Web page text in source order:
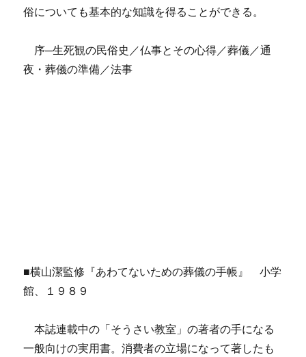
俗についても基本的な知識を得ることができる。
序─生死観の民俗史／仏事とその心得／葬儀／通
夜・葬儀の準備／法事
■横山潔監修『あわてないための葬儀の手帳』 小学
館、１９８９
本誌連載中の「そうさい教室」の著者の手になる
一般向けの実用書。消費者の立場になって著したも